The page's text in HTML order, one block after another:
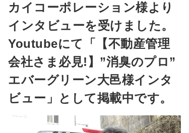
カイコーポレーション様より
インタビューを受けました。
Youtubeにて「【不動産管理
会社さま必見!】”消臭のプロ”
エバーグリーン大邑様インタ
ビュー」として掲載中です。